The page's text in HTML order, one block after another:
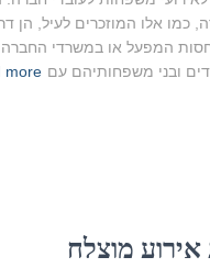
כמו אלו המוזכרים לעיל, הן
המפעל או במשרדי החברה
ובני משפחותיהם עם
מוצלח